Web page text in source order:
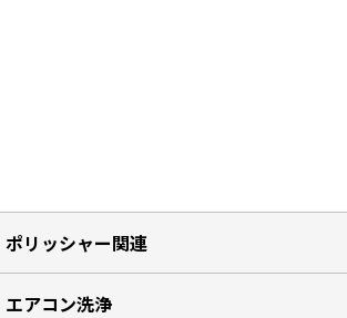
ポリッシャー関連
エアコン洗浄